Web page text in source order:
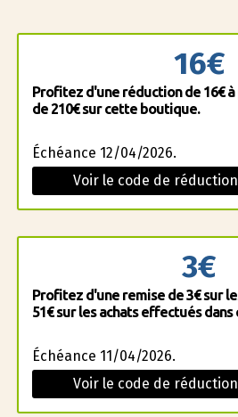
16€
Profitez d'une réduction de 16€
de 210€ sur cette boutique.
Échéance 12/04/2026.
Voir le code de
3€
Profitez d'une remise de 3€ sur
51€ sur les achats effectués
Échéance 11/04/2026.
Voir le code de